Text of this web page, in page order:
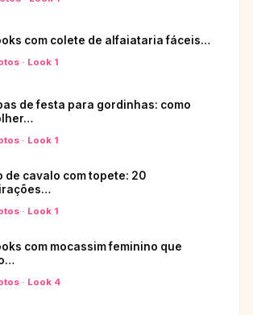
com colete de alfaiataria fáceis…
· Look 1
de festa para gordinhas: como
· Look 1
de cavalo com topete: 20
· Look 1
com mocassim feminino que
· Look 4